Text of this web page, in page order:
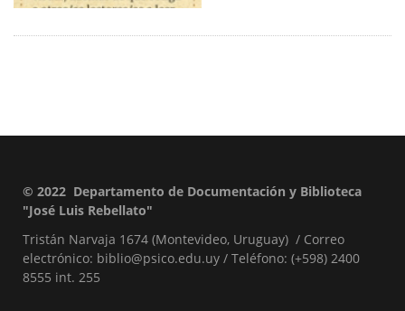
Pie
de
página
© 2022 Departamento de Documentación y Biblioteca
"José Luis Rebellato"
Tristán Narvaja 1674 (Montevideo, Uruguay) / Correo
electrónico: biblio@psico.edu.uy / Teléfono: (+598) 2400
8555 int. 255